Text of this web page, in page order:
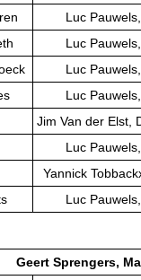
Luc
Luc
Luc
Luc
Jim Van der Elst,
Luc
Yannick
Luc
Geert Sprengers,